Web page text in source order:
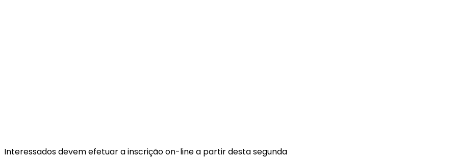
Interessados devem efetuar a inscrição on-line a partir desta segunda